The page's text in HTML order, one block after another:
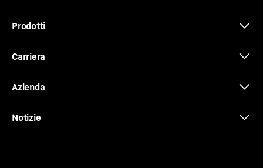
Prodotti
Carriera
Azienda
Notizie